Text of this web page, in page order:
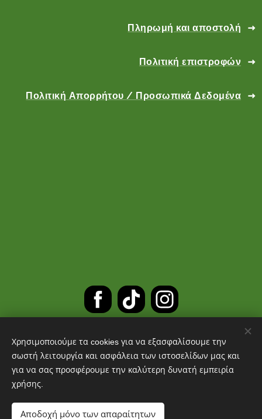
Πληρωμή και αποστολή
Πολιτική επιστροφών
Πολιτική Απορρήτου / Προσωπικά Δεδομένα
ΔΩΡΕΑΝ ΜΕΤΑΦΟΡΙΚΑ ΓΙΑ
ΠΑΡΑΓΓΕΛΙΕΣ ΑΝΩ ΤΩΝ 30 ΕΥΡΩ
Cookies
Χρησιμοποιούμε τα cookies για να εξασφαλίσουμε την
σωστή λειτουργία και ασφάλεια των ιστοσελίδων μας και
για να σας προσφέρουμε την καλύτερη δυνατή εμπειρία
χρήσης.
Αποδοχή μόνο των απαραίτητων